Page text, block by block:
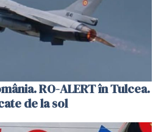
RO-ALERT în Tulcea.
de la sol